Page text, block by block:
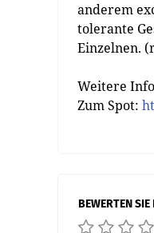
anderem
tolerante
Einzelnen.
Weitere
Zum Spot:
BEWERTEN SIE